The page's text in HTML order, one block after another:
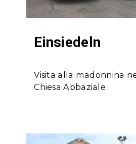
Einsiedeln
Visita alla madonnina
Chiesa Abbaziale